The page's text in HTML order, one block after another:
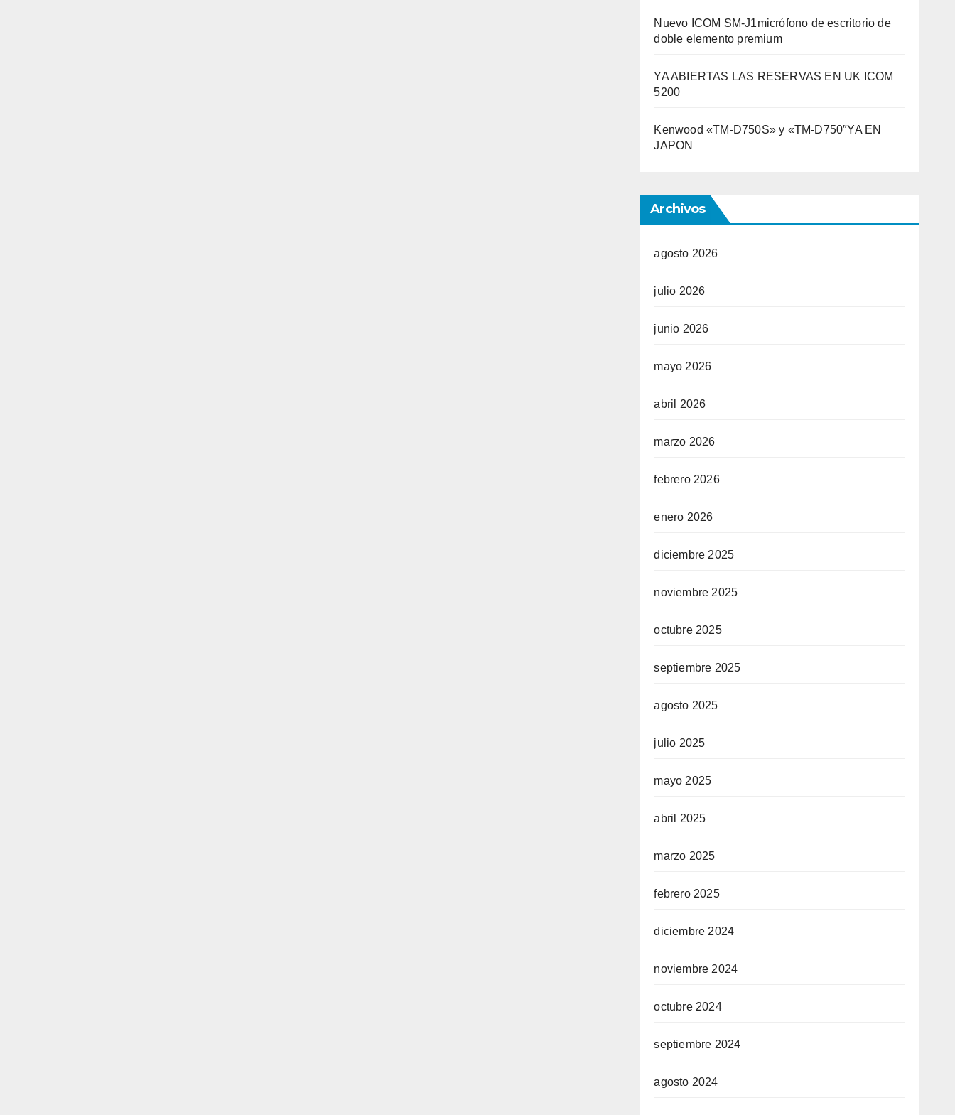
Nuevo ICOM SM-J1micrófono de escritorio de
doble elemento premium
YA ABIERTAS LAS RESERVAS EN UK ICOM
5200
Kenwood «TM-D750S» y «TM-D750″YA EN
JAPON
Archivos
agosto 2026
julio 2026
junio 2026
mayo 2026
abril 2026
marzo 2026
febrero 2026
enero 2026
diciembre 2025
noviembre 2025
octubre 2025
septiembre 2025
agosto 2025
julio 2025
mayo 2025
abril 2025
marzo 2025
febrero 2025
diciembre 2024
noviembre 2024
octubre 2024
septiembre 2024
agosto 2024